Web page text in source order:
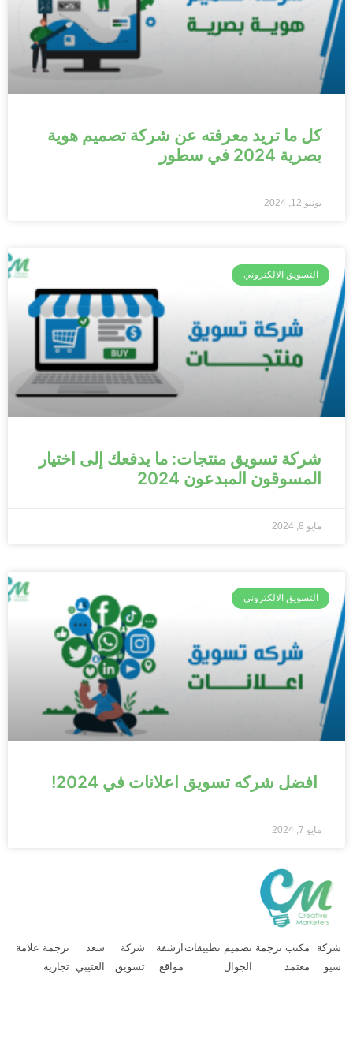
كل ما تريد معرفته عن شركة تصميم هوية
بصرية 2024 في سطور
يونيو 12, 2024
التسويق الالكتروني
شركة تسويق منتجات: ما يدفعك إلى اختيار
المسوقون المبدعون 2024
مايو 8, 2024
التسويق الالكتروني
افضل شركه تسويق اعلانات في 2024!
مايو 7, 2024
مكتب ترجمة
معتمد
تصميم تطبيقات
الجوال
ارشفة
مواقع
شركة
تسويق
سعد
العتيبي
ترجمة علامة
تجارية